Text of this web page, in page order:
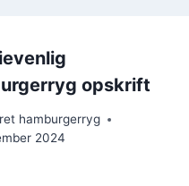
opskrift
hamburgerryg
2024